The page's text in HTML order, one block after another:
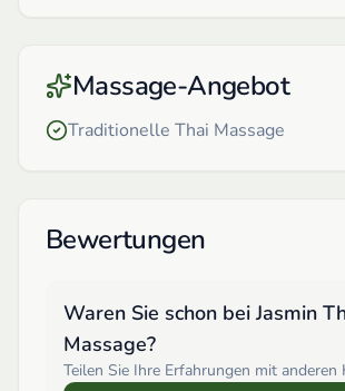
Massage-Angebot
Traditionelle Thai Massage
Bewertungen
Waren Sie schon beiJasmin
Massage?
Teilen Sie Ihre Erfahrungen mit anderen